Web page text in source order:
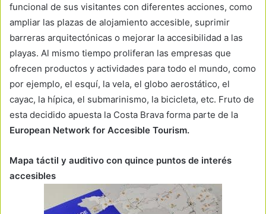
funcional de sus visitantes con diferentes acciones, como
ampliar las plazas de alojamiento accesible, suprimir
barreras arquitectónicas o mejorar la accesibilidad a las
playas. Al mismo tiempo proliferan las empresas que
ofrecen productos y actividades para todo el mundo, como
por ejemplo, el esquí, la vela, el globo aerostático, el
cayac, la hípica, el submarinismo, la bicicleta, etc. Fruto de
esta decidido apuesta la Costa Brava forma parte de la
European Network for Accesible Tourism.
Mapa táctil y auditivo con quince puntos de interés
accesibles